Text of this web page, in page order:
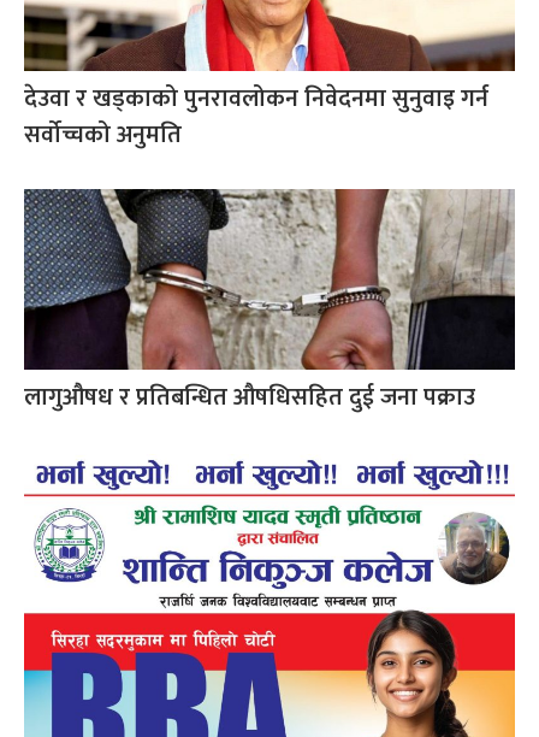
देउवा र खड्काको पुनरावलोकन निवेदनमा सुनुवाइ गर्न
सर्वोच्चको अनुमति
लागुऔषध र प्रतिबन्धित औषधिसहित दुई जना पक्राउ